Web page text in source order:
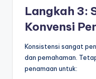
Langkah 3:
Konvensi
Konsistensi sangat
dan pemahaman.
penamaan untuk: